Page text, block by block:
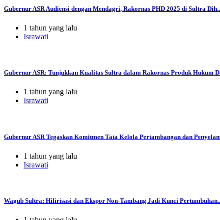
Gubernur ASR Audiensi dengan Mendagri, Rakornas PHD 2025 di Sultra
1 tahun yang lalu
Israwati
Gubernur ASR: Tunjukkan Kualitas Sultra dalam Rakornas Produk Hukum
1 tahun yang lalu
Israwati
Gubernur ASR Tegaskan Komitmen Tata Kelola Pertambangan dan
1 tahun yang lalu
Israwati
Wagub Sultra: Hilirisasi dan Ekspor Non-Tambang Jadi Kunci